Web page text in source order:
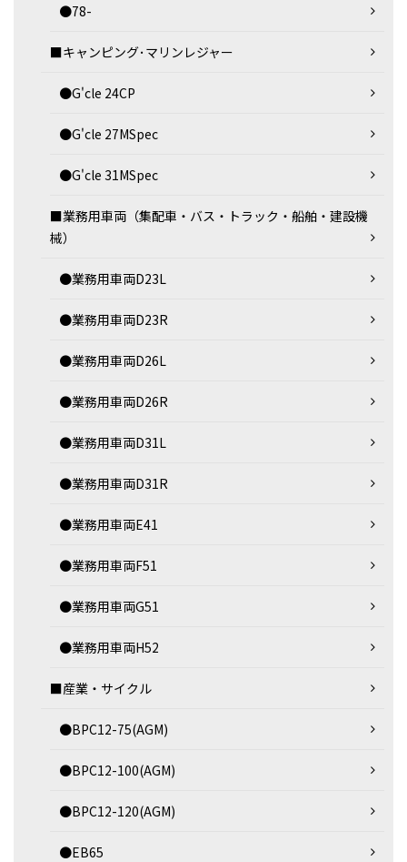
●78-
■キャンピング･マリンレジャー
●G'cle 24CP
●G'cle 27MSpec
●G'cle 31MSpec
■業務用車両（集配車・バス・トラック・船舶・建設機
械）
●業務用車両D23L
●業務用車両D23R
●業務用車両D26L
●業務用車両D26R
●業務用車両D31L
●業務用車両D31R
●業務用車両E41
●業務用車両F51
●業務用車両G51
●業務用車両H52
■産業・サイクル
●BPC12-75(AGM)
●BPC12-100(AGM)
●BPC12-120(AGM)
●EB65